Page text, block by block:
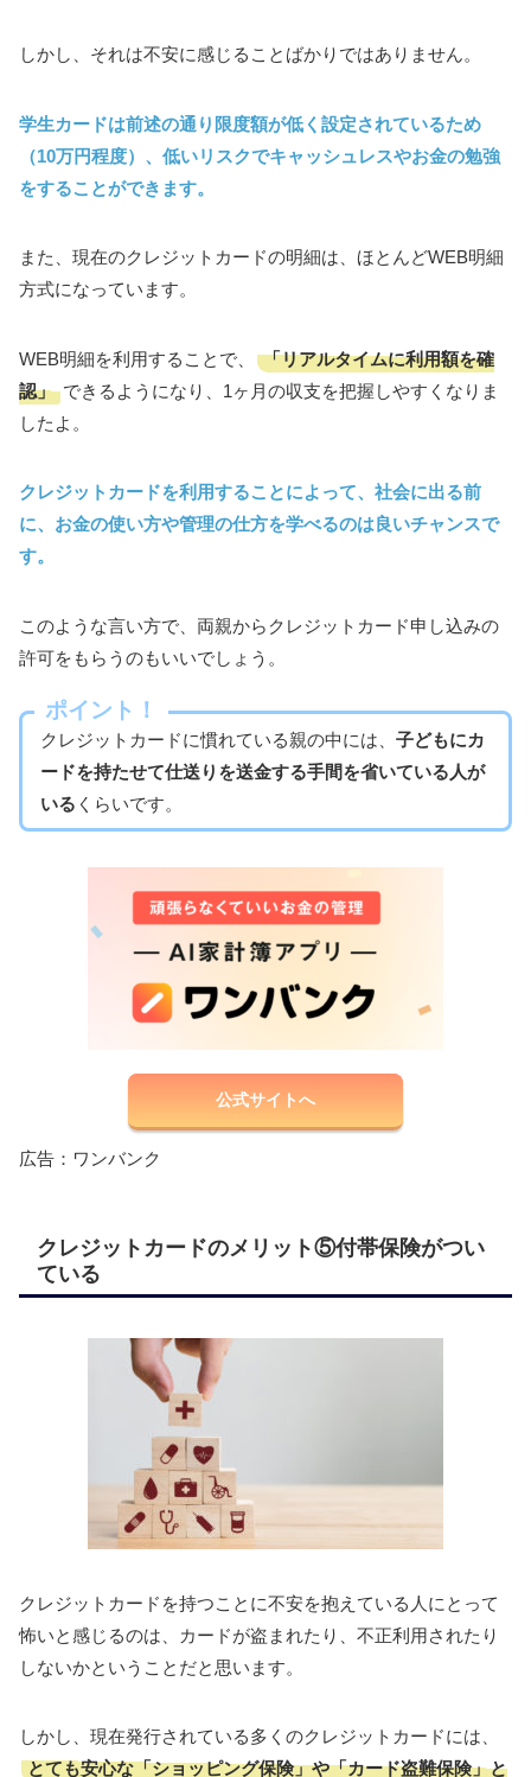
しかし、それは不安に感じることばかりではありません。
学生カードは前述の通り限度額が低く設定されているため
（10万円程度）、低いリスクでキャッシュレスやお金の勉強
をすることができます。
また、現在のクレジットカードの明細は、ほとんどWEB明細
方式になっています。
WEB明細を利用することで、
「リアルタイムに利用額を確
認」 できるようになり、1ヶ月の収支を把握しやすくなりま
したよ。
クレジットカードを利用することによって、社会に出る前
に、お金の使い方や管理の仕方を学べるのは良いチャンスで
す。
このような言い方で、両親からクレジットカード申し込みの
許可をもらうのもいいでしょう。
ポイント！
クレジットカードに慣れている親の中には、 子どもにカ
ードを持たせて仕送りを送金する手間を省いている人が
いる くらいです。
公式サイトへ
広告：ワンバンク
クレジットカードのメリット⑤付帯保険がつい
ている
クレジットカードを持つことに不安を抱えている人にとって
怖いと感じるのは、カードが盗まれたり、不正利用されたり
しないかということだと思います。
しかし、現在発行されている多くのクレジットカードには、
とても安心な「ショッピング保険」や「カード盗難保険」と